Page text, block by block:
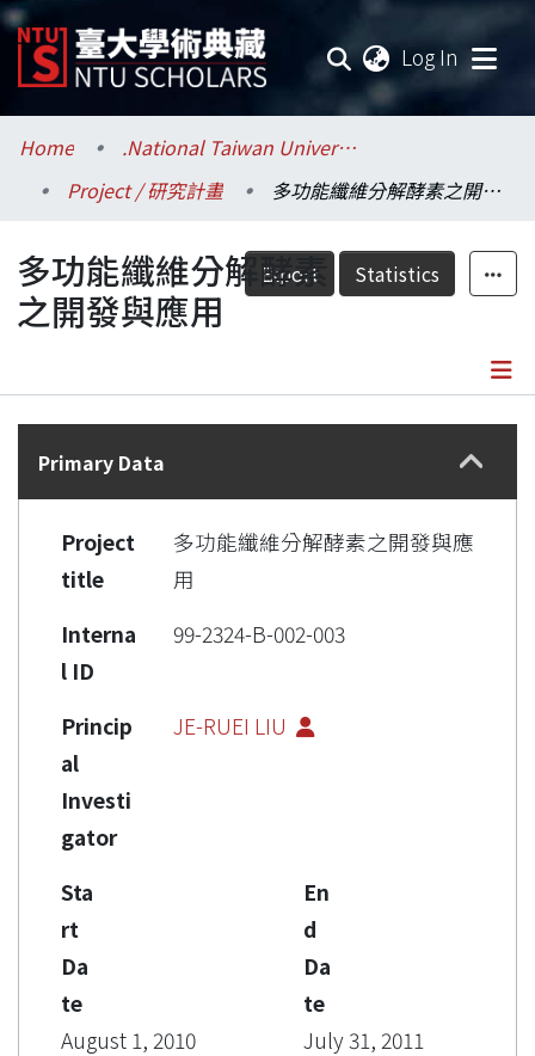
Log In
Communities & Collections
Research Outputs
Fundings & Projects
Researchers
Statistics
Home
.National Taiwan University / 國立臺灣大學
Project / 研究計畫
多功能纖維分解酵素之開發與應用
Export Statistics
多功能纖維分解酵素
之開發與應用
Details
Primary Data
Project
title
多功能纖維分解酵素之開發與應
用
Interna
l ID
99-2324-B-002-003
Princip
al
Investi
gator
JE-RUEI LIU
Sta
rt
Da
te
August 1, 2010
En
d
Da
te
July 31, 2011